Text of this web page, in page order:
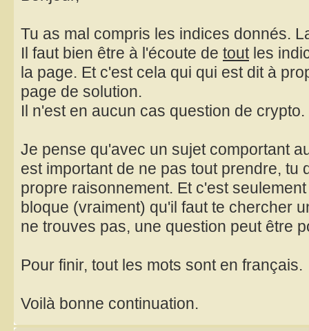
Tu as mal compris les indices donnés.
Il faut bien être à l'écoute de toutles
la page. Et c'est cela qui qui est dit à
page de solution.
Il n'est en aucun cas question de crypto.
Je pense qu'avec un sujet comportant
est important de ne pas tout prendre, tu
propre raisonnement. Et c'est
bloque (vraiment) qu'il faut te chercher
ne trouves pas, une question peut être
Pour finir, tout les mots sont en français.
Voilà bonne continuation.